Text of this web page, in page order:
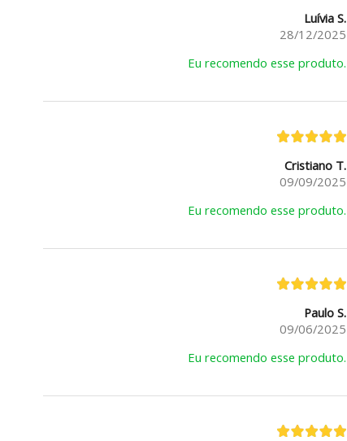
Luívia S.
28/12/2025
Eu recomendo esse produto.
Cristiano T.
09/09/2025
Eu recomendo esse produto.
Paulo S.
09/06/2025
Eu recomendo esse produto.